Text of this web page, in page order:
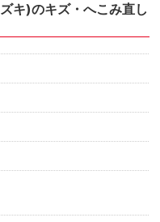
キ)のキズ・へこみ直し